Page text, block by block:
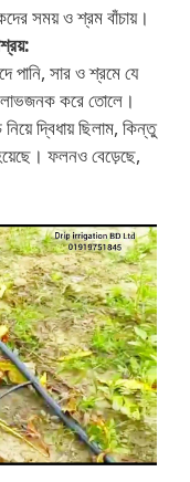
সময় ও শ্রম বাঁচায়।
পানি, সার ও শ্রমে যে
করে তোলে।
দ্বিধায় ছিলাম, কিন্তু
ফলনও বেড়েছে,